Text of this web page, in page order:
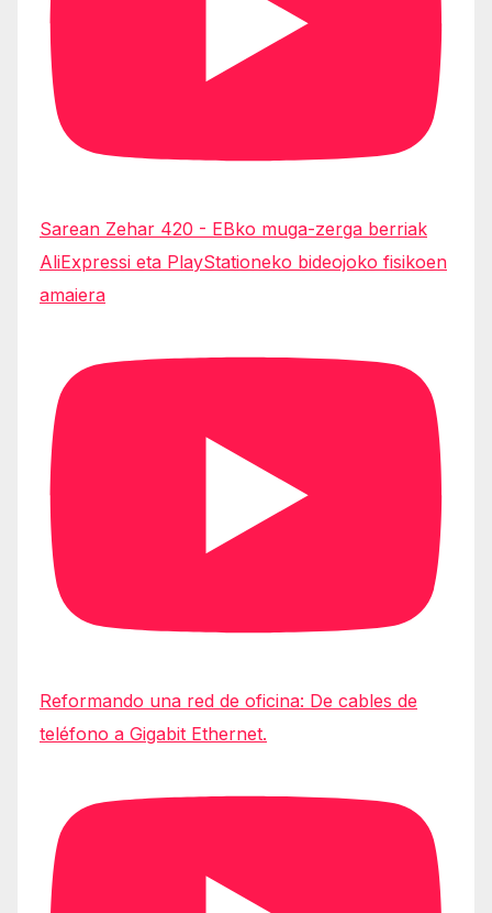
Sarean Zehar 420 - EBko muga-zerga berriak
AliExpressi eta PlayStationeko bideojoko fisikoen
amaiera
Reformando una red de oficina: De cables de
teléfono a Gigabit Ethernet.